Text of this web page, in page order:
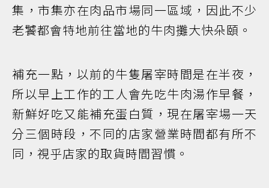
集，市集亦在肉品市場同一區域，因此不少
老饕都會特地前往當地的牛肉攤大快朵頤。
補充一點，以前的牛隻屠宰時間是在半夜，
所以早上工作的工人會先吃牛肉湯作早餐，
新鮮好吃又能補充蛋白質，現在屠宰場一天
分三個時段，不同的店家營業時間都有所不
同，視乎店家的取貨時間習慣。